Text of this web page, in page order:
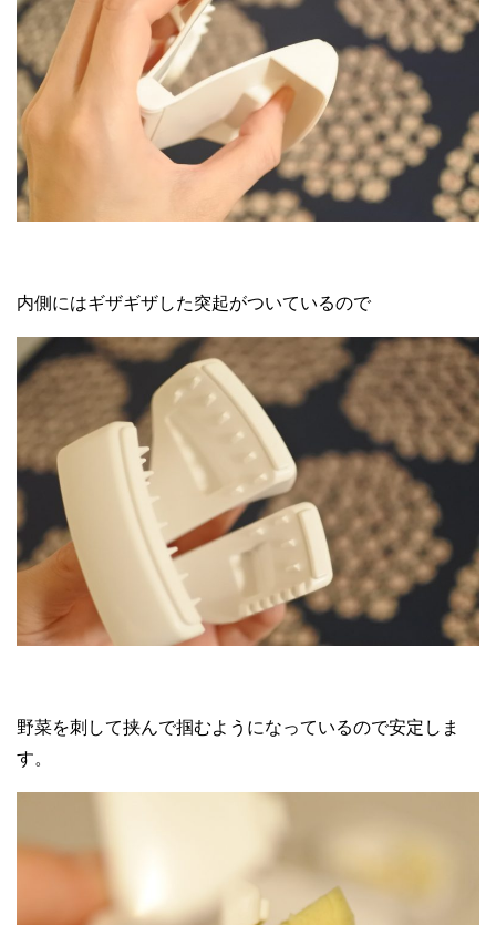
内側にはギザギザした突起がついているので
野菜を刺して挟んで掴むようになっているので安定しま
す。